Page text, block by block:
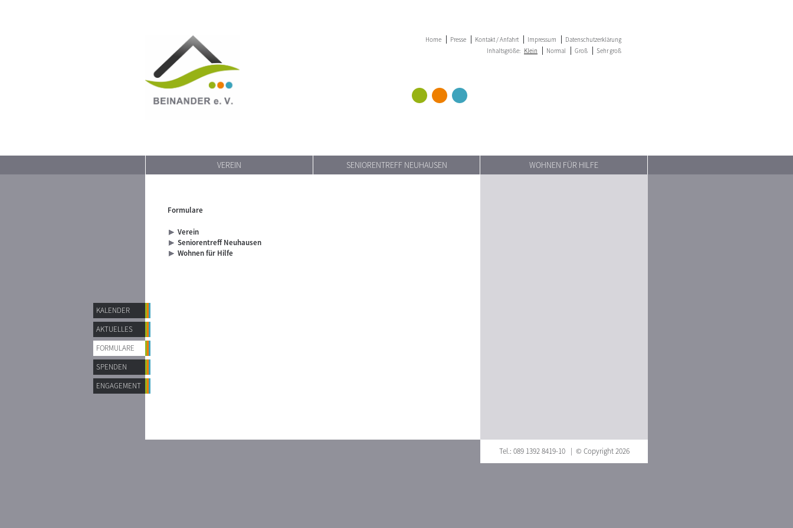
Home Presse Kontakt / Anfahrt Impressum
Datenschutzerklärung
Inhaltsgröße: Klein Normal Groß Sehr groß
VEREIN SENIORENTREFF NEUHAUSEN WOHNEN FÜR HILFE
KALENDER
AKTUELLES
FORMULARE
SPENDEN
ENGAGEMENT
Formulare
Verein
Seniorentreff Neuhausen
Wohnen für Hilfe
Tel.: 089 1392 8419-10 | © Copyright 2026